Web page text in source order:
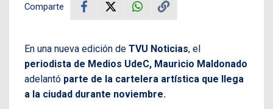
Comparte
En una nueva edición de TVU Noticias, el
periodista de Medios UdeC, Mauricio Maldonado
adelantó parte de la cartelera artística que llega
a la ciudad durante noviembre.